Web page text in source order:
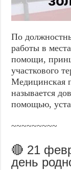
По
работы в
помощи,
участкового
Медицинская
называется
помощью,
~~~~~~~~~
🔴 21
день